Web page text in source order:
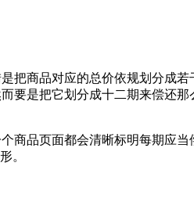
商品对应的总价依规划分成
要是把它划分成十二期来偿还
品页面都会清晰标明每期应
。